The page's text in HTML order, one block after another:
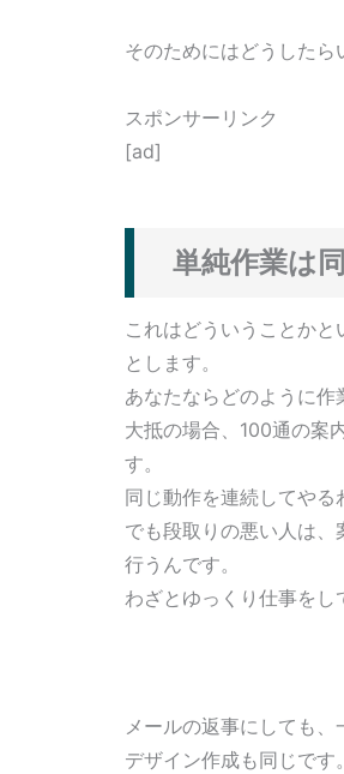
そのためにはどうしたら
スポンサーリンク
[ad]
単純作業は
これはどういうことか
とします。
あなたならどのように作
大抵の場合、100通の案
す。
同じ動作を連続してやる
でも段取りの悪い人は
行うんです。
わざとゆっくり仕事を
メールの返事にしても、
デザイン作成も同じで